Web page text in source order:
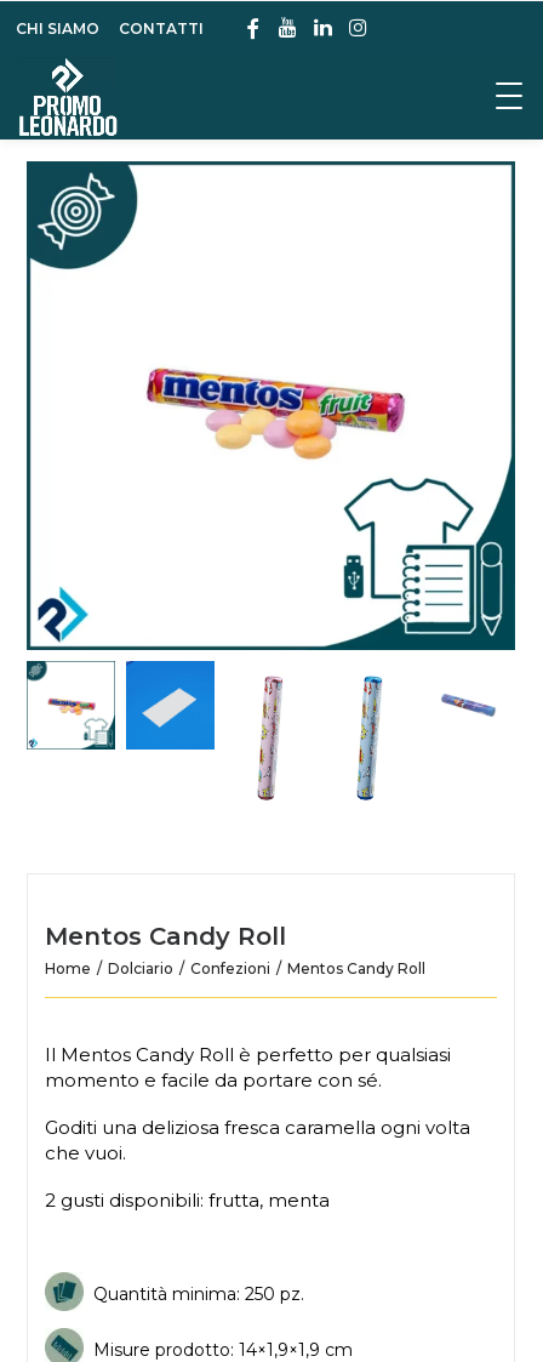
CHI SIAMO CONTATTI
Mentos Candy Roll
Home Dolciario Confezioni Mentos Candy Roll
Il Mentos Candy Roll è perfetto per qualsiasi
momento e facile da portare con sé.
Goditi una deliziosa fresca caramella ogni volta
che vuoi.
2 gusti disponibili: frutta, menta
Quantità minima: 250 pz.
Misure prodotto: 14×1,9×1,9 cm